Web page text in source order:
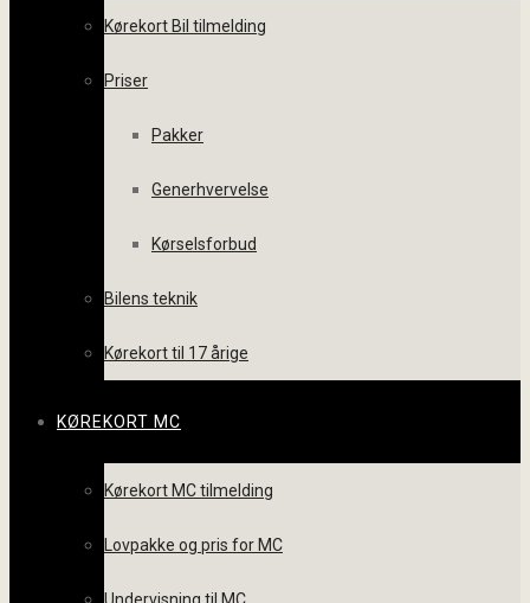
Kørekort Bil tilmelding
Priser
Pakker
Generhvervelse
Kørselsforbud
Bilens teknik
Kørekort til 17 årige
KØREKORT MC
Kørekort MC tilmelding
Lovpakke og pris for MC